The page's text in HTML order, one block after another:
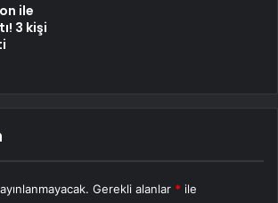
ile
3 kişi
Gerekli alanlar * ile